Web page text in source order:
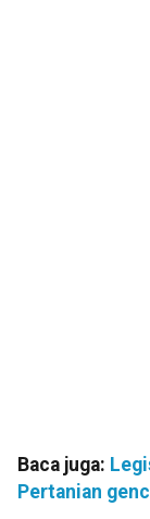
Baca juga:
Pertanian